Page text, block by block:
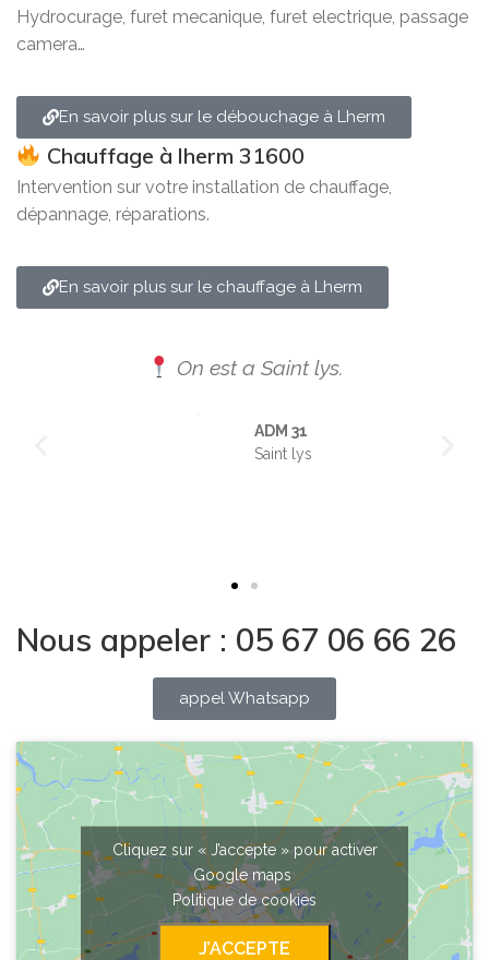
Hydrocurage, furet mecanique, furet electrique, passage
camera…
En savoir plus sur le débouchage à Lherm
Chauffage à lherm 31600
Intervention sur votre installation de chauffage,
dépannage, réparations.
En savoir plus sur le chauffage à Lherm
On est a Saint lys.
ADM 31
Saint lys
Nous appeler : 05 67 06 66 26
appel Whatsapp
Cliquez sur « J’accepte » pour activer
Google maps
Politique de cookies
J’ACCEPTE